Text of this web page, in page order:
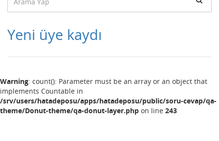
Yeni üye kaydı
Warning: count(): Parameter must be an array or an object that
implements Countable in
/srv/users/hatadeposu/apps/hatadeposu/public/soru-cevap/qa-
theme/Donut-theme/qa-donut-layer.php on line 243